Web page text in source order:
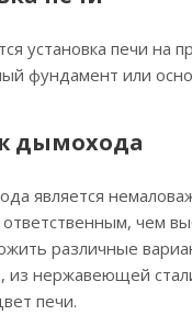
установка печи на
фундамент или
дымохода
является
чем
различные
из нержавеющей
печи.